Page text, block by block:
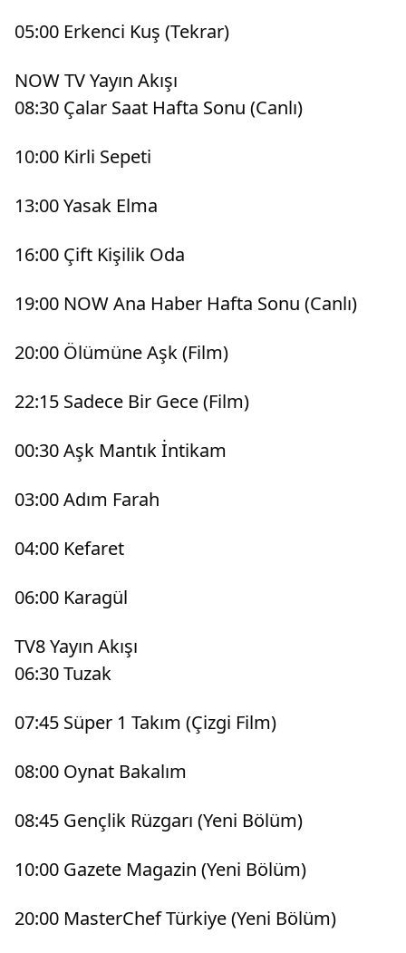
05:00 Erkenci Kuş (Tekrar)
NOW TV Yayın Akışı
08:30 Çalar Saat Hafta Sonu (Canlı)
10:00 Kirli Sepeti
13:00 Yasak Elma
16:00 Çift Kişilik Oda
19:00 NOW Ana Haber Hafta Sonu (Canlı)
20:00 Ölümüne Aşk (Film)
22:15 Sadece Bir Gece (Film)
00:30 Aşk Mantık İntikam
03:00 Adım Farah
04:00 Kefaret
06:00 Karagül
TV8 Yayın Akışı
06:30 Tuzak
07:45 Süper 1 Takım (Çizgi Film)
08:00 Oynat Bakalım
08:45 Gençlik Rüzgarı (Yeni Bölüm)
10:00 Gazete Magazin (Yeni Bölüm)
20:00 MasterChef Türkiye (Yeni Bölüm)